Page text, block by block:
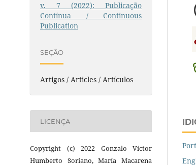
v. 7 (2022): Publicação
Contínua / Continuous
Publication
SEÇÃO
Artigos / Articles / Artículos
LICENÇA
Copyright (c) 2022 Gonzalo Víctor
Humberto Soriano, María Macarena